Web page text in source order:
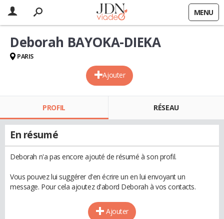
MENU
Ajouter
Deborah BAYOKA-DIEKA
PARIS
PROFIL RÉSEAU
En résumé
Deborah n'a pas encore ajouté de résumé à son profil.
Vous pouvez lui suggérer d'en écrire un en lui envoyant un
message. Pour cela ajoutez d'abord Deborah à vos contacts.
Ajouter